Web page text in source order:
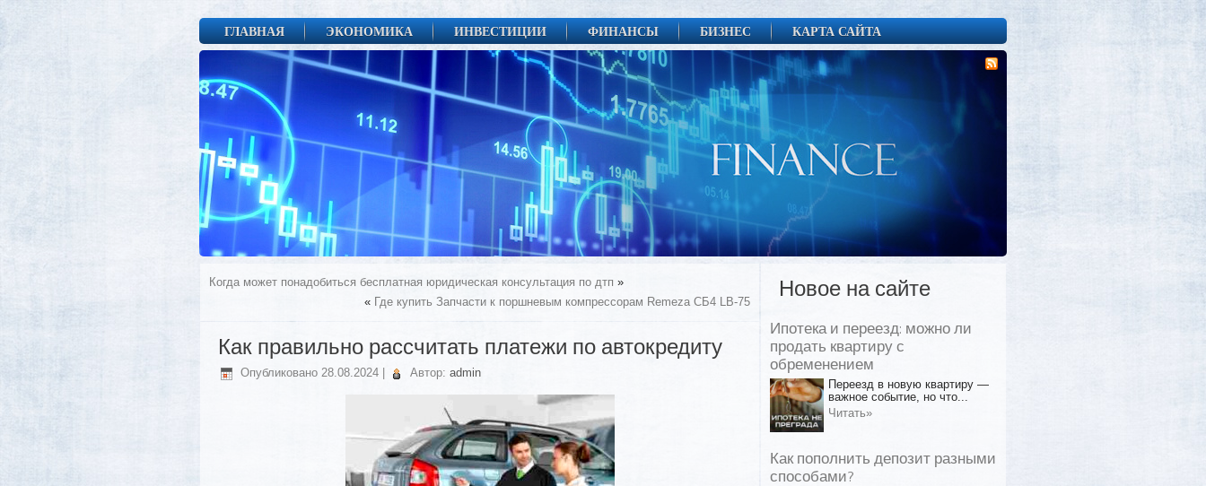
ГЛАВНАЯ ЭКОНОМИКА ИНВЕСТИЦИИ ФИНАНСЫ БИЗНЕС КАРТА САЙТА
Когда может понадобиться бесплатная юридическая консультация по дтп »
« Где купить Запчасти к поршневым компрессорам Remeza СБ4 LB-75
Как правильно рассчитать платежи по автокредиту
Опубликовано 28.08.2024 Автор: admin
Новое на сайте
Ипотека и переезд: можно ли
продать квартиру с
обременением
Переезд в новую квартиру —
важное событие, но что...
Читать»
Как пополнить депозит разными
способами?